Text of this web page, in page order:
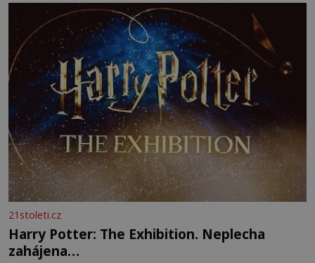
21stoleti.cz
Harry Potter: The Exhibition. Neplecha
zahájena…